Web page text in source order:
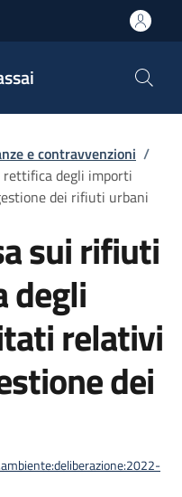
e contravvenzioni /
rettifica degli importi
dei rifiuti urbani
sui rifiuti
degli
relativi
dei